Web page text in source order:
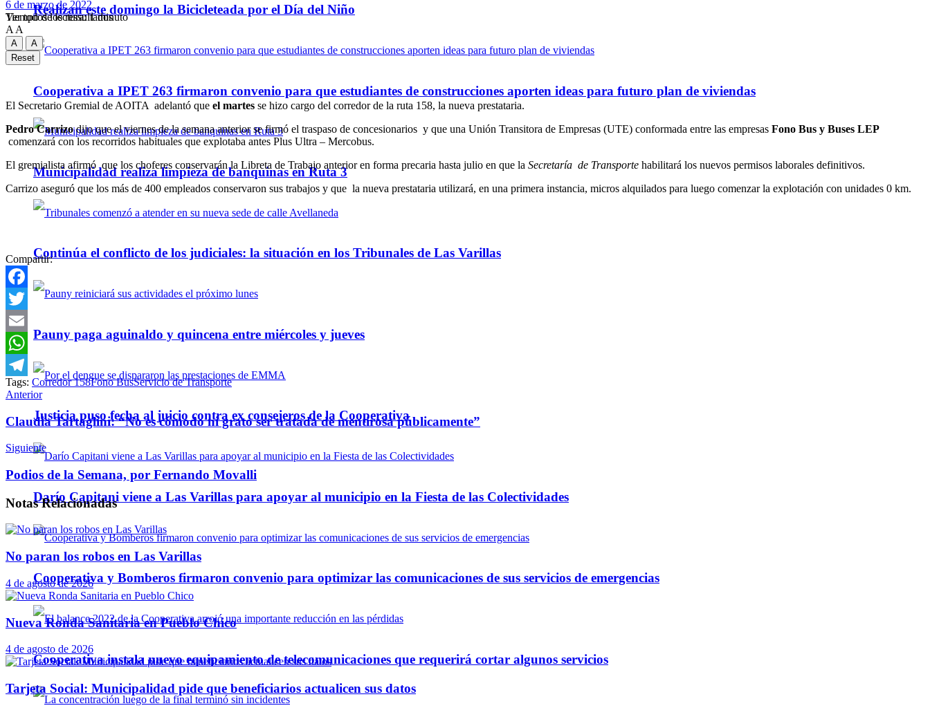
Realizan este domingo la Bicicleteada por el Día del Niño
Cooperativa a IPET 263 firmaron convenio para que estudiantes de construcciones aporten ideas para futuro plan de viviendas
Municipalidad realiza limpieza de banquinas en Ruta 3
Continúa el conflicto de los judiciales: la situación en los Tribunales de Las Varillas
Pauny paga aguinaldo y quincena entre miércoles y jueves
Justicia puso fecha al juicio contra ex consejeros de la Cooperativa
Darío Capitani viene a Las Varillas para apoyar al municipio en la Fiesta de las Colectividades
Cooperativa y Bomberos firmaron convenio para optimizar las comunicaciones de sus servicios de emergencias
Cooperativa instala nuevo equipamiento de telecomunicaciones que requerirá cortar algunos servicios
Ver todos los ressultados
6 de marzo de 2022
Tiempo de lectura: 1 minuto
A A
A
A
Reset
El Secretario Gremial de AOITA adelantó que el martes se hizo cargo del corredor de la ruta 158, la nueva prestataria.
Pedro Carrizodijo que el viernes de la semana anterior se firmó el traspaso de concesionarios y que una Unión Transitora de Empresas (UTE) conformada entre las empresas Fono Bus y Buses LEP
comenzará con los recorridos habituales que explotaba antes Plus Ultra – Mercobus.
El gremialista afirmó que los choferes conservarán la Libreta de Trabajo anterior en forma precaria hasta julio en que la Secretaría de Transporte habilitará los nuevos permisos laborales definitivos.
Carrizo aseguró que los más de 400 empleados conservaron sus trabajos y que la nueva prestataria utilizará, en una primera instancia, micros alquilados para luego comenzar la explotación con unidades 0 km.
Compartir:
Facebook
Twitter
Email
WhatsApp
Telegram
Tags: Corredor 158Fono BusServicio de Transporte
Anterior
Claudia Tartaglini: “No es cómodo ni grato ser tratada de mentirosa públicamente”
Siguiente
Podios de la Semana, por Fernando Movalli
NotasRelacionadas
No paran los robos en Las Varillas
4 de agosto de 2026
Nueva Ronda Sanitaria en Pueblo Chico
4 de agosto de 2026
Tarjeta Social: Municipalidad pide que beneficiarios actualicen sus datos